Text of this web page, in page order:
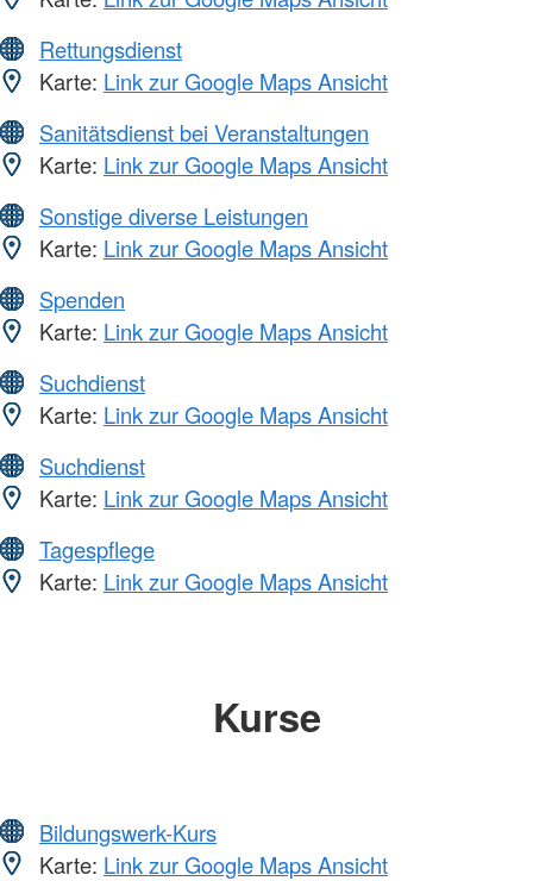
Rettungsdienst
Karte: Link zur Google Maps Ansicht
Sanitätsdienst bei Veranstaltungen
Karte: Link zur Google Maps Ansicht
Sonstige diverse Leistungen
Karte: Link zur Google Maps Ansicht
Spenden
Karte: Link zur Google Maps Ansicht
Suchdienst
Karte: Link zur Google Maps Ansicht
Suchdienst
Karte: Link zur Google Maps Ansicht
Tagespflege
Karte: Link zur Google Maps Ansicht
Kurse
Bildungswerk-Kurs
Karte: Link zur Google Maps Ansicht